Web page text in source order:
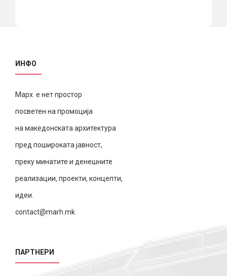
ИНФО
Марх е нет простор
посветен на промоција
на македонската архитектура
пред пошироката јавност,
преку минатите и денешните
реализации, проекти, концепти,
идеи.
contact@marh.mk
ПАРТНЕРИ